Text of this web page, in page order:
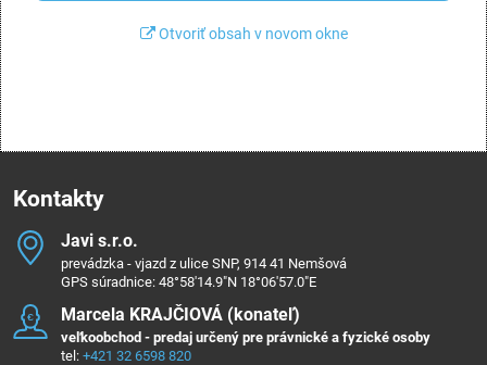
Otvoriť obsah v novom okne
Kontakty
Javi s​.r​.o​.
prevádzka - vjazd z ulice SNP, 914 41 Nemšová
GPS súradnice: 48°58'14.9"N 18°06'57.0"E
Marcela KRAJČIOVÁ (konateľ)
veľkoobchod - predaj určený pre právnické a fyzické osoby
tel: +421 32 6598 820